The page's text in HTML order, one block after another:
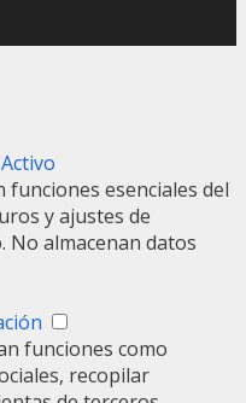
funciones esenciales del
y ajustes de
No almacenan datos
funciones como
recopilar